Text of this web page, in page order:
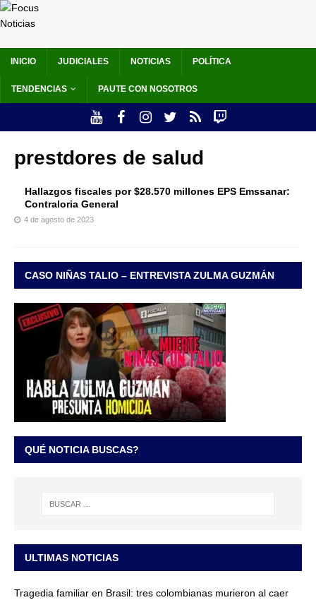
INICIO JUDICIALES NOTICIAS POLÍTICA
TENDENCIAS PAUTE CON NOSOTROS
prestdores de salud
Hallazgos fiscales por $28.570 millones EPS Emssanar:
Contraloria General
4 de agosto de 2023
CASO NIÑAS TALIO – ENTREVISTA ZULMA GUZMÁN
QUÉ NOTICIA BUSCAS?
ULTIMAS NOTICIAS
Tragedia familiar en Brasil: tres colombianas murieron al caer